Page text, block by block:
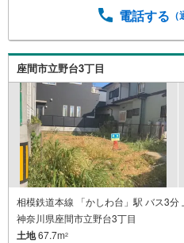
ーション■住まいの広場
頂きます！ /他社様掲載
気軽にお問い合わせ下さ
車でのお越しも大歓迎です
電話する
座間市立野台3丁目
相模鉄道本線 「かしわ台」駅 バス3
神奈川県座間市立野台3丁目
土地67.7m2